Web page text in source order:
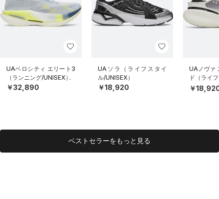
UAベロシティ エリート3
（ランニング/UNISEX）
￥32,890
UAソラ（ライフスタイ
ル/UNISEX）
￥18,920
UAノヴァ
ド（ライ
EX）
￥
ベストセラーをもっと見る